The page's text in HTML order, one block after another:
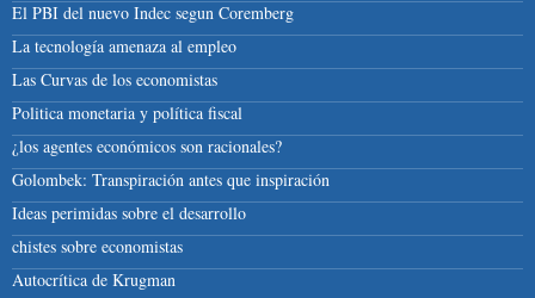
El PBI del nuevo Indec segun Coremberg
La tecnología amenaza al empleo
Las Curvas de los economistas
Politica monetaria y política fiscal
¿los agentes económicos son racionales?
Golombek: Transpiración antes que inspiración
Ideas perimidas sobre el desarrollo
chistes sobre economistas
Autocrítica de Krugman